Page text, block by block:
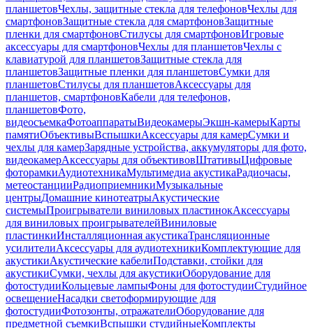
планшетовЧехлы, защитные стекла для телефоновЧехлы для
смартфоновЗащитные стекла для смартфоновЗащитные
пленки для смартфоновСтилусы для смартфоновИгровые
аксессуары для смартфоновЧехлы для планшетовЧехлы с
клавиатурой для планшетовЗащитные стекла для
планшетовЗащитные пленки для планшетовСумки для
планшетовСтилусы для планшетовАксессуары для
планшетов, смартфоновКабели для телефонов,
планшетовФото,
видеосъемкаФотоаппаратыВидеокамерыЭкшн-камерыКарты
памятиОбъективыВспышкиАксессуары для камерСумки и
чехлы для камерЗарядные устройства, аккумуляторы для фото,
видеокамерАксессуары для объективовШтативыЦифровые
фоторамкиАудиотехникаМультимедиа акустикаРадиочасы,
метеостанцииРадиоприемникиМузыкальные
центрыДомашние кинотеатрыАкустические
системыПроигрыватели виниловых пластинокАксессуары
для виниловых проигрывателейВиниловые
пластинкиИнсталляционная акустикаТрансляционные
усилителиАксессуары для аудиотехникиКомплектующие для
акустикиАкустические кабелиПодставки, стойки для
акустикиСумки, чехлы для акустикиОборудование для
фотостудииКольцевые лампыФоны для фотостудииСтудийное
освещениеНасадки светоформирующие для
фотостудииФотозонты, отражателиОборудование для
предметной съемкиВспышки студийныеКомплекты